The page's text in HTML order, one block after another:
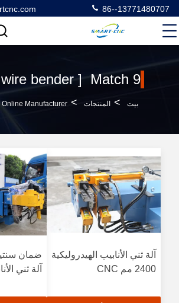
86--13771480707
بيت > المنتجات >
Manufacturer
آلة ثني الأنابيب الهيدروليكية
2400 مم CNC
آلة ثني